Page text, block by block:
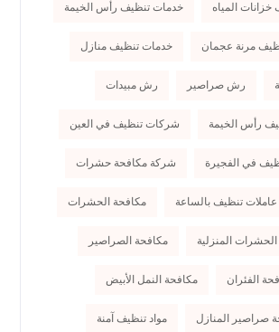
المياه خدمات تنظيف رأس الخيمة
مرنة عجمان خدمات تنظيف منازل
رش صراصير رش مبيدات
رأس الخيمة شركات تنظيف في العين
في الفجيرة شركة مكافحة حشرات
عاملات تنظيف بالساعة مكافحة الحشرات
المنزلية مكافحة الصراصير
الفئران مكافحة النمل الأبيض
صراصير المنازل مواد تنظيف آمنة